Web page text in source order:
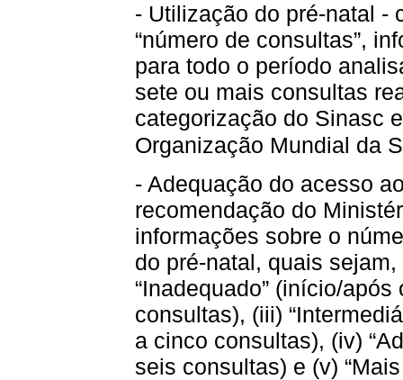
- Utilização do pré-natal -
“número de consultas”,
para todo o período
sete ou mais consultas
categorização do Sinasc
Organização Mundial da
- Adequação do acesso
recomendação do
informações sobre o
do pré-natal, quais sejam,
“Inadequado” (início/
consultas), (iii)
a cinco consultas), (iv)
seis consultas) e (v)